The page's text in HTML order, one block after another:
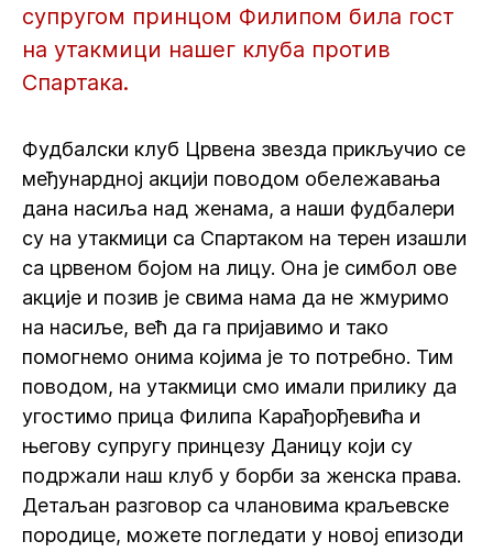
супругом принцом Филипом била гост
на утакмици нашег клуба против
Спартака.
Фудбалски клуб Црвена звезда прикључио се
међунардној акцији поводом обележавања
дана насиља над женама, а наши фудбалери
су на утакмици са Спартаком на терен изашли
са црвеном бојом на лицу. Она је симбол ове
акције и позив је свима нама да не жмуримо
на насиље, већ да га пријавимо и тако
помогнемо онима којима је то потребно. Тим
поводом, на утакмици смо имали прилику да
угостимо прица Филипа Карађорђевића и
његову супругу принцезу Даницу који су
подржали наш клуб у борби за женска права.
Детаљан разговор са члановима краљевске
породице, можете погледати у новој епизоди